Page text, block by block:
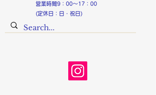
営業時間9：00～17：00
(定休日：日・祝日)